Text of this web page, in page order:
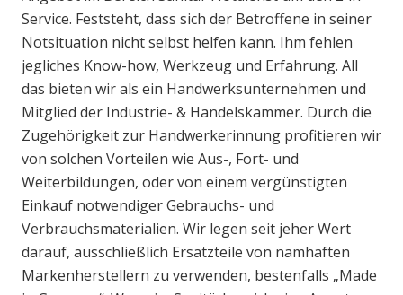
Service. Feststeht, dass sich der Betroffene in seiner
Notsituation nicht selbst helfen kann. Ihm fehlen
jegliches Know-how, Werkzeug und Erfahrung. All
das bieten wir als ein Handwerksunternehmen und
Mitglied der Industrie- & Handelskammer. Durch die
Zugehörigkeit zur Handwerkerinnung profitieren wir
von solchen Vorteilen wie Aus-, Fort- und
Weiterbildungen, oder von einem vergünstigten
Einkauf notwendiger Gebrauchs- und
Verbrauchsmaterialien. Wir legen seit jeher Wert
darauf, ausschließlich Ersatzteile von namhaften
Markenherstellern zu verwenden, bestenfalls „Made